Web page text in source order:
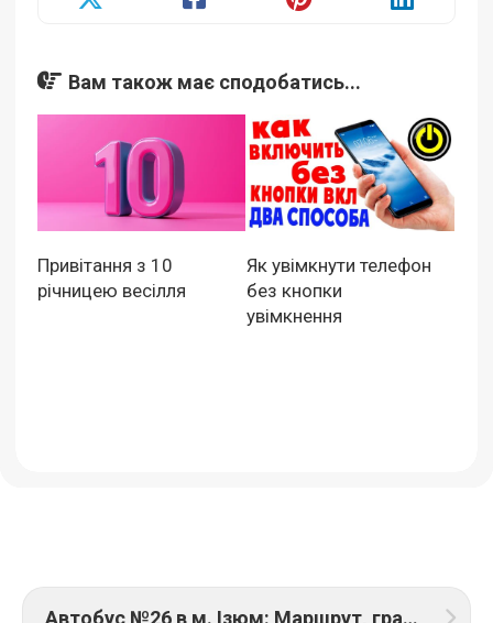
Вам також має сподобатись...
Привітання з 10
річницею весілля
Як увімкнути телефон
без кнопки
увімкнення